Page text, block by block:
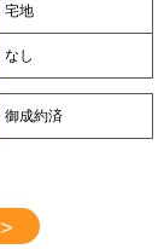
宅地
なし
御成約済
>